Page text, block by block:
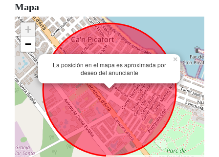
Mapa
La posición en el mapa es aproximada por
deseo del anunciante
×
+
−